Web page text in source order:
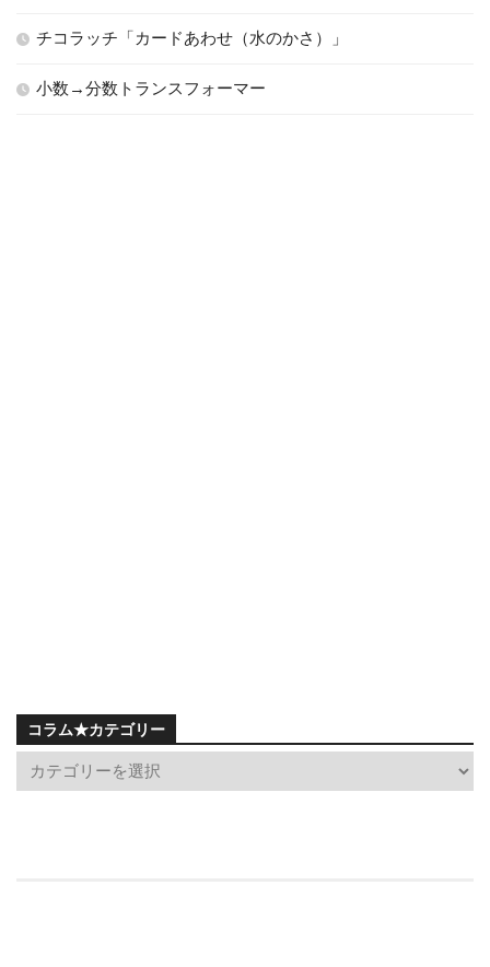
チコラッチ「カードあわせ（水のかさ）」
小数→分数トランスフォーマー
コラム★カテゴリー